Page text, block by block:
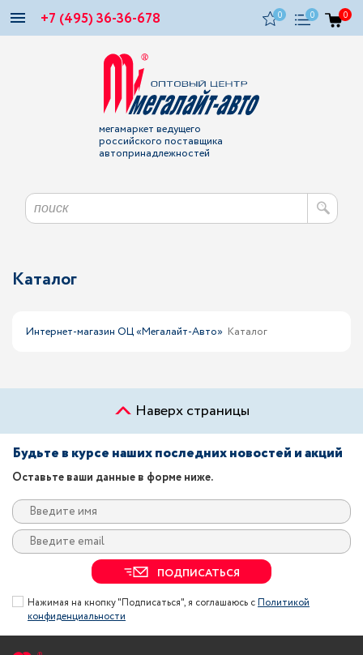
+7 (495) 36-36-678 0 0 0
мегамаркет ведущего
российского поставщика
автопринадлежностей
Каталог
Интернет-магазин ОЦ «Мегалайт-Авто» Каталог
Наверх страницы
Будьте в курсе наших последних новостей и акций
Оставьте ваши данные в форме ниже.
ПОДПИСАТЬСЯ
Нажимая на кнопку "Подписаться", я соглашаюсь сПолитикой
конфиденциальности